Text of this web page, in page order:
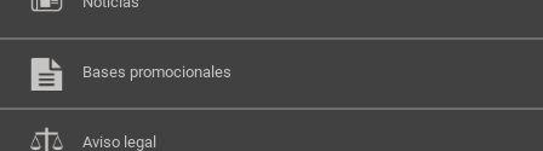
Bases promocionales
Aviso legal